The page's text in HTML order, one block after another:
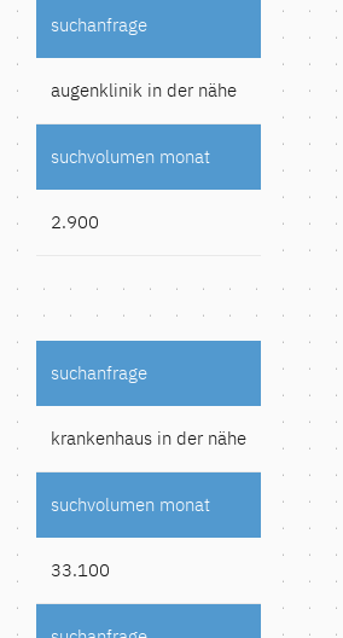
augenklinik in der nähe
2.900
krankenhaus in der nähe
33.100